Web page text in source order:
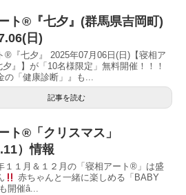
ト®︎『七夕』(群馬県吉岡町)
日)
®『七夕』 2025年07月06日(日)【寝相ア
』】が「10名様限定」無料開催！！！
の「健康診断」』も...
記事を読む
ト®「クリスマス」
）情報
１１月＆１２月の「寝相アート®」は盛
赤ちゃんと一緒に楽しめる「BABY
開催ȃ...